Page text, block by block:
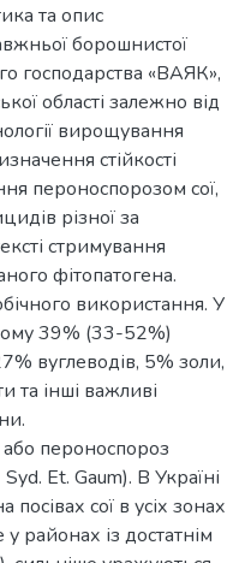
та опис
борошнистої
господарства «ВАЯК»,
області залежно від
вирощування
стійкості
пероноспорозом сої,
різної за
стримування
фітопатогена.
використання. У
39% (33-52%)
вуглеводів, 5% золи,
та інші важливі
пероноспороз
Et. Gaum). В Україні
сої в усіх зонах
районах із достатнім